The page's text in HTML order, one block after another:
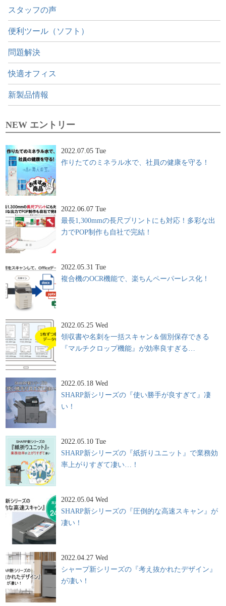
スタッフの声
便利ツール（ソフト）
問題解決
快適オフィス
新製品情報
NEW エントリー
2022.07.05 Tue
作りたてのミネラル水で、社員の健康を守る！
2022.06.07 Tue
最長1,300mmの長尺プリントにも対応！多彩な出
力でPOP制作も自社で完結！
2022.05.31 Tue
複合機のOCR機能で、楽ちんペーパーレス化！
2022.05.25 Wed
領収書や名刺を一括スキャン＆個別保存できる
『マルチクロップ機能』が効率良すぎる…
2022.05.18 Wed
SHARP新シリーズの『使い勝手が良すぎて』凄
い！
2022.05.10 Tue
SHARP新シリーズの『紙折りユニット』で業務効
率上がりすぎて凄い…！
2022.05.04 Wed
SHARP新シリーズの『圧倒的な高速スキャン』が
凄い！
2022.04.27 Wed
シャープ新シリーズの『考え抜かれたデザイン』
が凄い！